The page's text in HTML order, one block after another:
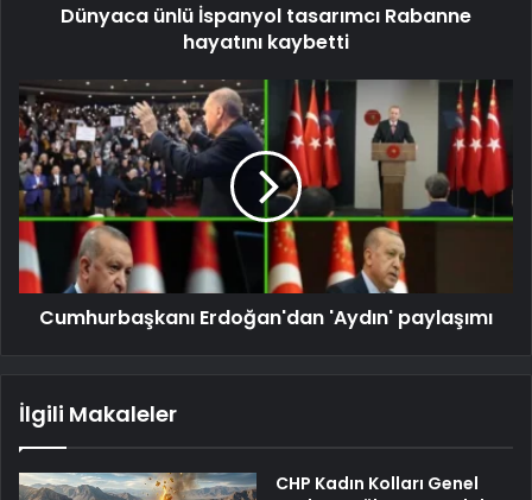
Dünyaca ünlü İspanyol tasarımcı Rabanne
hayatını kaybetti
Cumhurbaşkanı Erdoğan'dan 'Aydın' paylaşımı
İlgili Makaleler
CHP Kadın Kolları Genel